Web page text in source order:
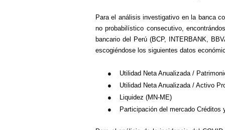
Para el análisis investigativo en la banca
no probabilístico consecutivo,
bancario del Perú (BCP, INTERBANK,
escogiéndose los siguientes datos
● Utilidad Neta Anualizada /
● Utilidad Neta Anualizada / Activo
● Liquidez (MN-ME)
● Participación del mercado Créditos